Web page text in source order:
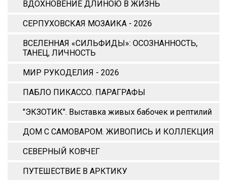
ВДОХНОВЕНИЕ ДЛИНОЮ В ЖИЗНЬ
СЕРПУХОВСКАЯ МОЗАИКА - 2026
ВСЕЛЕННАЯ «СИЛЬФИДЫ»: ОСОЗНАННОСТЬ,
ТАНЕЦ, ЛИЧНОСТЬ
МИР РУКОДЕЛИЯ - 2026
ПАБЛО ПИКАССО. ПАРАГРАФЫ
"ЭКЗОТИК". Выставка живых бабочек и рептилий
ДОМ С САМОВАРОМ. ЖИВОПИСЬ И КОЛЛЕКЦИЯ
СЕВЕРНЫЙ КОВЧЕГ
ПУТЕШЕСТВИЕ В АРКТИКУ